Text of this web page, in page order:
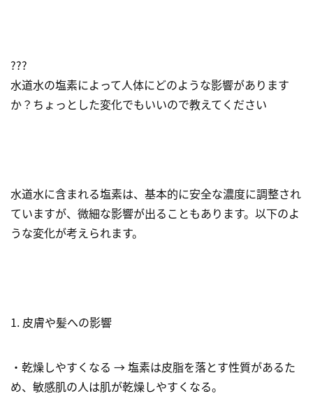
???
水道水の塩素によって人体にどのような影響があります
か？ちょっとした変化でもいいので教えてください
水道水に含まれる塩素は、基本的に安全な濃度に調整され
ていますが、微細な影響が出ることもあります。以下のよ
うな変化が考えられます。
1. 皮膚や髪への影響
・乾燥しやすくなる → 塩素は皮脂を落とす性質があるた
め、敏感肌の人は肌が乾燥しやすくなる。